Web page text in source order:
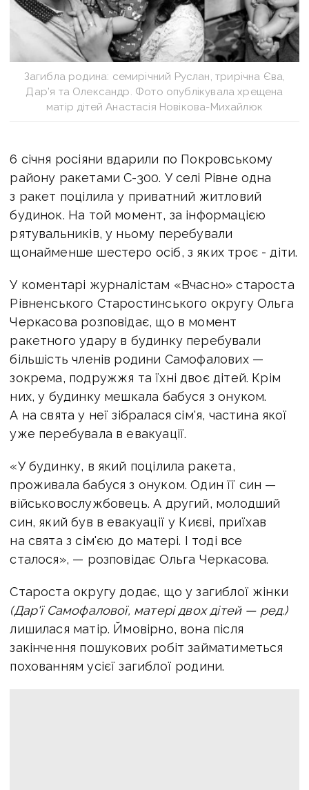
Загибла родина: семирічний Руслан, трирічна Єва,
Дар’я та Олександр. Фото опублікувала хрещена
матір дітей Анастасія Новікова-Михайлюк
6 січня росіяни вдарили по Покровському
району ракетами С-300. У селі Рівне одна
з ракет поцілила у приватний житловий
будинок. На той момент, за інформацією
рятувальників, у ньому перебували
щонайменше шестеро осіб, з яких троє - діти.
У коментарі журналістам «Вчасно» староста
Рівненського Старостинського округу Ольга
Черкасова розповідає, що в момент
ракетного удару в будинку перебували
більшість членів родини Самофалових —
зокрема, подружжя та їхні двоє дітей. Крім
них, у будинку мешкала бабуся з онуком.
А на свята у неї зібралася сім'я, частина якої
уже перебувала в евакуації.
«У будинку, в який поцілила ракета,
проживала бабуся з онуком. Один її син —
військовослужбовець. А другий, молодший
син, який був в евакуації у Києві, приїхав
на свята з сім'єю до матері. І тоді все
сталося», — розповідає Ольга Черкасова.
Староста округу додає, що у загиблої жінки
(Дар'ї Самофалової, матері двох дітей — ред.)
лишилася матір. Ймовірно, вона після
закінчення пошукових робіт займатиметься
похованням усієї загиблої родини.